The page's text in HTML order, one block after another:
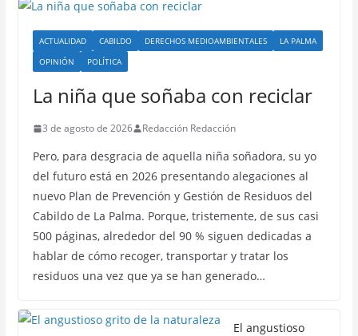
ACTUALIDAD CABILDO DERECHOS MEDIOAMBIENTALES
LA PALMA
OPINIÓN
POLÍTICA
La niña que soñaba con reciclar
3 de agosto de 2026 Redacción Redacción
Pero, para desgracia de aquella niña soñadora, su yo
del futuro está en 2026 presentando alegaciones al
nuevo Plan de Prevención y Gestión de Residuos del
Cabildo de La Palma. Porque, tristemente, de sus casi
500 páginas, alrededor del 90 % siguen dedicadas a
hablar de cómo recoger, transportar y tratar los
residuos una vez que ya se han generado…
El angustioso